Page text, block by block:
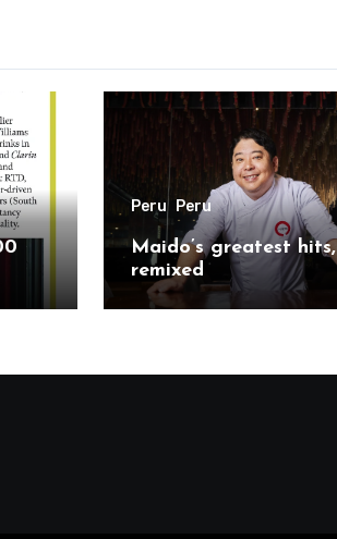
Peru Peru
Maido’s greatest hits,
remixed